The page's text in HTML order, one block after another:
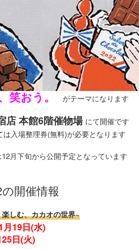
笑おう。 がテーマになります
店 本館6階催物場 にて開催です
入場整理券(無料)が必要となります
月下旬から公開予定となっています
開催情報
しむ、カカオの世界~
月19日(水)
日(火)